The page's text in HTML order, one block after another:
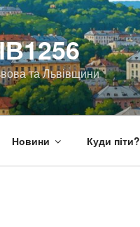
та Львівщини
Новини Куди піти?